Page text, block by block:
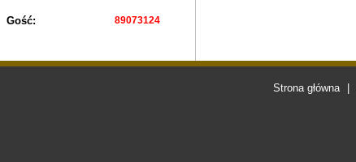
Gość: 89073124
Strona główna